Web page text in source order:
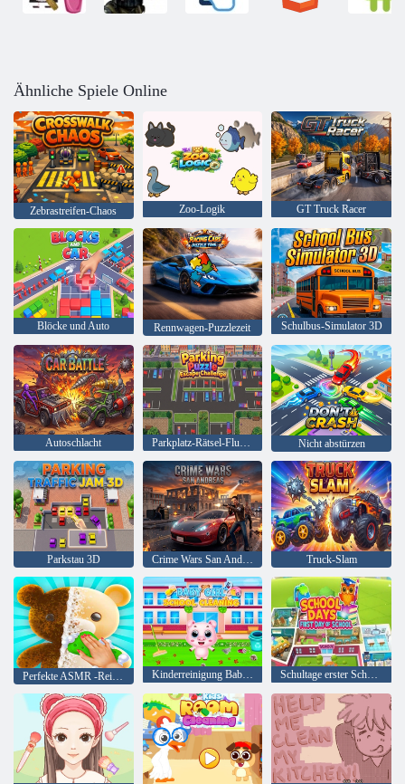
Ähnliche Spiele Online
Zebrastreifen-Chaos Zoo-Logik GT Truck Racer
Blöcke und Auto Rennwagen-Puzzlezeit Schulbus-Simulator 3D
Autoschlacht Parkplatz-Rätsel-Flucht-Herausforderung Nicht abstürzen
Parkstau 3D Crime Wars San Andreas Truck-Slam
Kinderreinigung Baby Girl School Schultage erster Schultag